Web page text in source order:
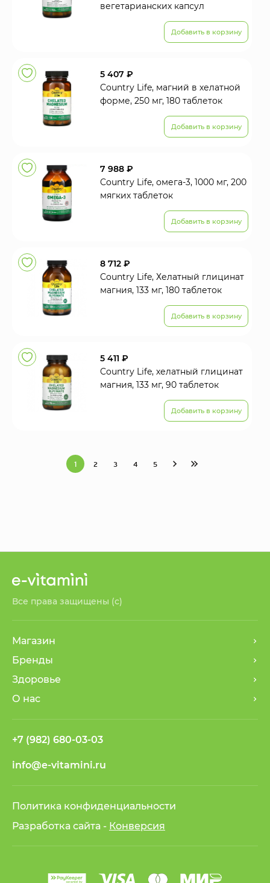
вегетарианских капсул
Добавить в корзину
5 407 ₽
Country Life, магний в хелатной
форме, 250 мг, 180 таблеток
Добавить в корзину
7 988 ₽
Country Life, омега-3, 1000 мг, 200
мягких таблеток
Добавить в корзину
8 712 ₽
Country Life, Хелатный глицинат
магния, 133 мг, 180 таблеток
Добавить в корзину
5 411 ₽
Country Life, хелатный глицинат
магния, 133 мг, 90 таблеток
Добавить в корзину
1 2 3 4 5
Все права защищены (с)
Магазин
Бренды
Здоровье
О нас
+7 (982) 680-03-03
info@e-vitamini.ru
Политика конфиденциальности
Разработка сайта - Конверсия